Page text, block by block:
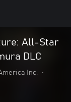
All-Star
DLC
Inc.
•